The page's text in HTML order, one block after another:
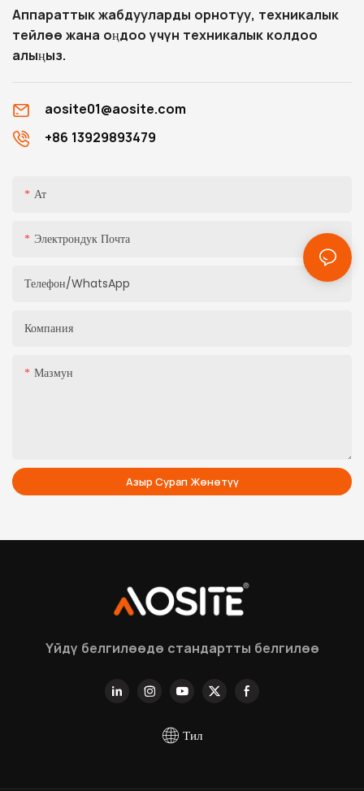
Аппараттык жабдууларды орнотуу, техникалык
тейлөө жана оңдоо үчүн техникалык колдоо
алыңыз.
aosite01@aosite.com
+86 13929893479
Ат
Электрондук Почта
Телефон/whatsApp
Компания
Мазмун
Азыр Сурап Жөнөтүү
Үйдү белгилөөдө стандартты белгилөө
Тил